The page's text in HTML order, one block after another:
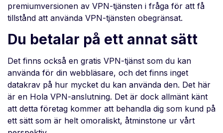
premiumversionen av VPN-tjänsten i fråga för att få
tillstånd att använda VPN-tjänsten obegränsat.
Du betalar på ett annat sätt
Det finns också en gratis VPN-tjänst som du kan
använda för din webbläsare, och det finns inget
datakrav på hur mycket du kan använda den. Det här
är en Hola VPN-anslutning. Det är dock allmänt känt
att detta företag kommer att behandla dig som kund på
ett sätt som är helt omoraliskt, åtminstone ur vårt